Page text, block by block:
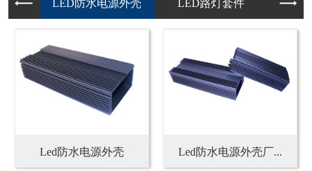
Led防水电源外壳 Led防水电源外壳厂...